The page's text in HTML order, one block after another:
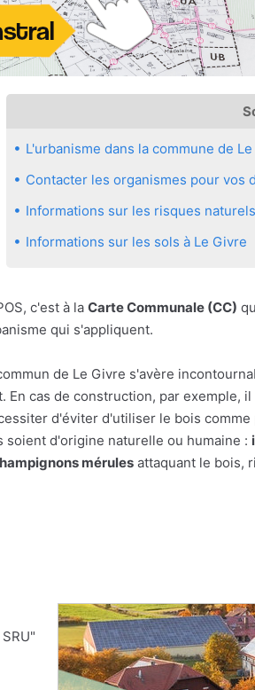
L'urbanisme dans la commune de
Contacter les organismes pour vos
Informations sur les risques
Informations sur les sols à Le Givre
c'est à la Carte Communale (CC)
qui s'appliquent.
de Le Givre s'avère
cas de construction, par
d'éviter d'utiliser le bois
d'origine naturelle ou humaine :
mérules attaquant le bois,